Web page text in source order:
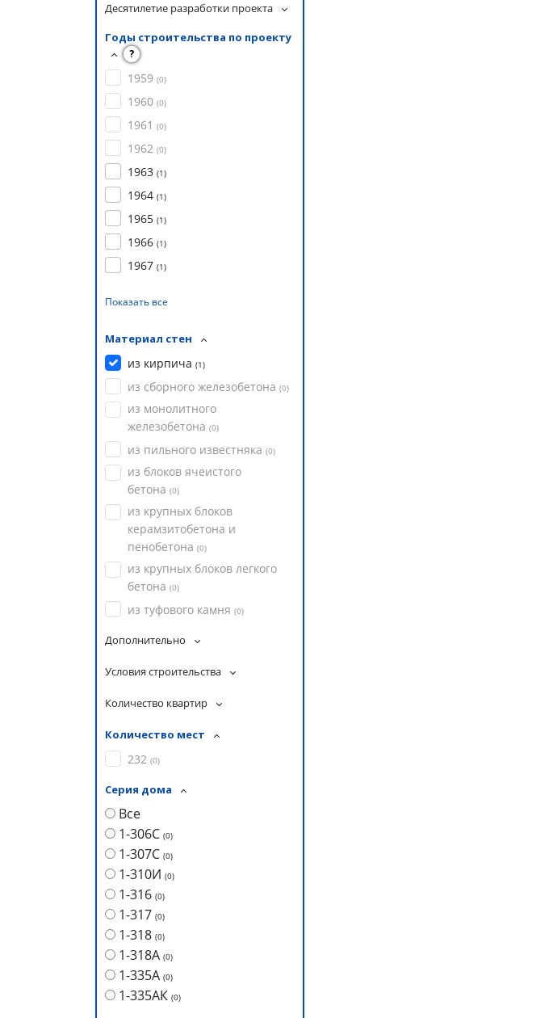
Десятилетие разработки проекта
Годы строительства по проекту
?
1959 (0)
1960 (0)
1961 (0)
1962 (0)
1963 (1)
1964 (1)
1965 (1)
1966 (1)
1967 (1)
Показать все
Материал стен
из кирпича (1)
из сборного железобетона (0)
из монолитного
железобетона (0)
из пильного известняка (0)
из блоков ячеистого
бетона (0)
из крупных блоков
керамзитобетона и
пенобетона (0)
из крупных блоков легкого
бетона (0)
из туфового камня (0)
Дополнительно
Условия строительства
Количество квартир
Количество мест
232 (0)
Серия дома
Все
1-306С (0)
1-307С (0)
1-310И (0)
1-316 (0)
1-317 (0)
1-318 (0)
1-318А (0)
1-335А (0)
1-335АК (0)